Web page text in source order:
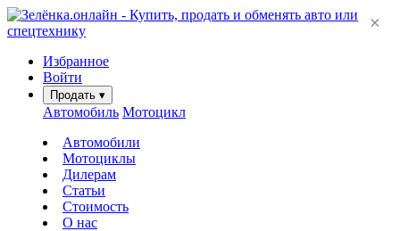
Избранное
Войти
Продать ▾
Автомобиль Мотоцикл
Автомобили
Мотоциклы
Дилерам
Статьи
Стоимость
О нас
×